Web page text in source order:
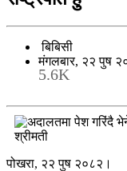
बिबिसी
मंगलबार, २२ पुष
5.6K
पोखरा, २२ पुष २०८२।